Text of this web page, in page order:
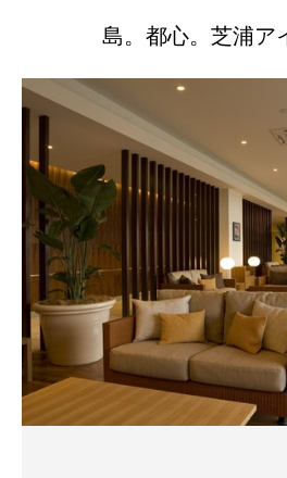
島。都心。芝浦ア